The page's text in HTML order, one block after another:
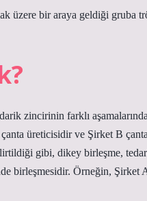
üzere bir araya geldiği gruba
zincirinin farklı
üreticisidir ve Şirket B
gibi, dikey birleşme,
birleşmesidir. Örneğin, Şirket